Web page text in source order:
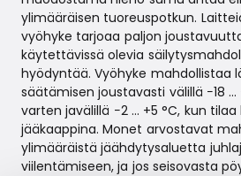
ylimääräisen tuoreuspotkun.
vyöhyke tarjoaa paljon
käytettävissä olevia
hyödyntää. Vyöhyke mahdollistaa
säätämisen joustavasti välillä −18 ...
varten javälillä −2 ... +5 °C, kun
jääkaappina. Monet arvostavat
ylimääräistä jäähdytysaluetta
viilentämiseen, ja jos seisovasta